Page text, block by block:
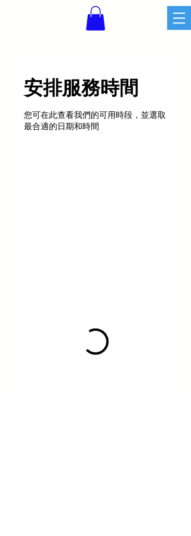
安排服務時間
您可在此查看我們的可用時段，並選取
最合適的日期和時間